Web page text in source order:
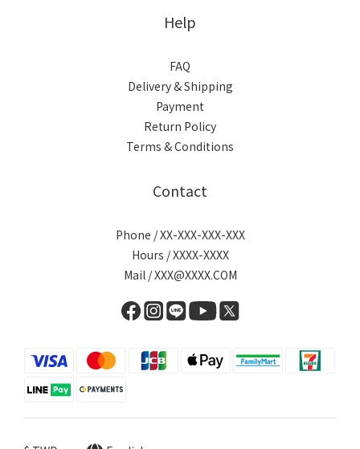
Help
FAQ
Delivery & Shipping
Payment
Return Policy
Terms & Conditions
Contact
Phone / XX-XXX-XXX-XXX
Hours / XXXX-XXXX
Mail / XXX@XXXX.COM